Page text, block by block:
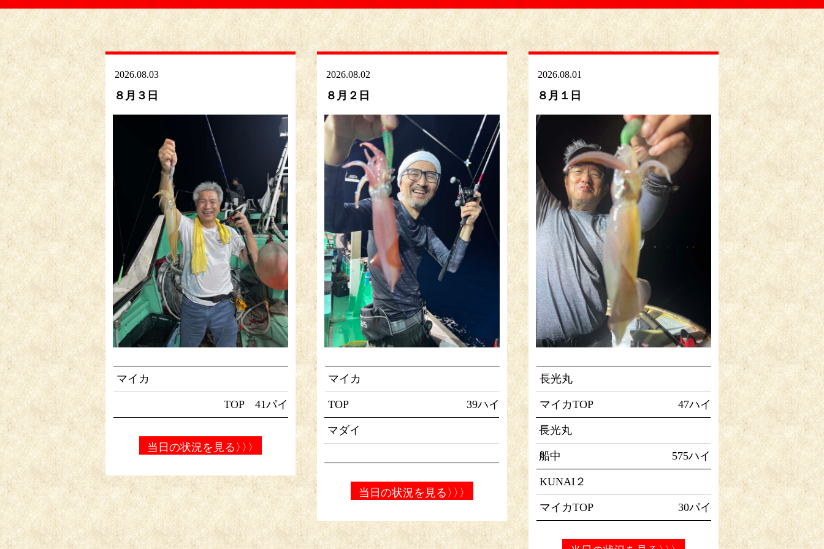
2026.08.03
８月３日
マイカ
TOP 41パイ
当日の状況を見る 〉〉〉
2026.08.02
８月２日
マイカ
TOP 39ハイ
マダイ
当日の状況を見る 〉〉〉
2026.08.01
８月１日
長光丸
マイカTOP 47ハイ
長光丸
船中 575ハイ
KUNAI２
マイカTOP 30パイ